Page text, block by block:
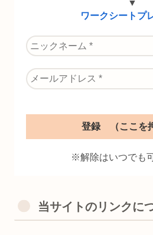
▼
ワークシートプ
※解除はいつでも
当サイトのリンクに